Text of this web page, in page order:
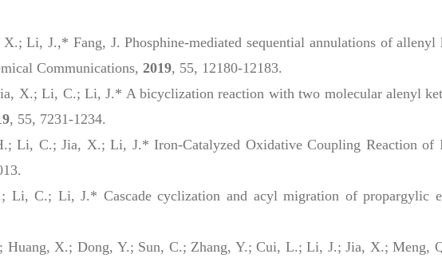
Li, J.,* Fang, J. Phosphine-mediated sequential annulations of
Communications, 2019, 55, 12180-12183.
X.; Li, C.; Li, J.* A bicyclization reaction with two molecular alenyl
, 55, 7231-1234.
Li, C.; Jia, X.; Li, J.* Iron-Catalyzed Oxidative Coupling Reaction of
C.; Li, J.* Cascade cyclization and acyl migration of propargylic
X.; Dong, Y.; Sun, C.; Zhang, Y.; Cui, L.; Li, J.; Jia, X.; Meng,